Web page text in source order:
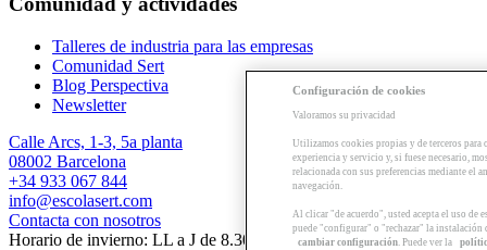
Talleres de industria para las empresas
Comunidad Sert
Blog Perspectiva
Newsletter
Calle Arcs, 1-3, 5a planta
08002 Barcelona
+34 933 067 844
info@escolasert.com
Contacta con nosotros
Horario de invierno: LL a J de 8.30 a 16.30 h / V de 8.30 a 14 h.
Configuración de cookies
Valoramos su privacidad
Utilizamos cookies propias y de terceros para
experiencia y servicio y, si fuese necesario,
relacionada con sus preferencias mediante el
navegación.
Al clicar "de acuerdo", usted acepta el uso de
puede "configurar" o "rechazar" la instalación
cambiar configuración. Puede ver la